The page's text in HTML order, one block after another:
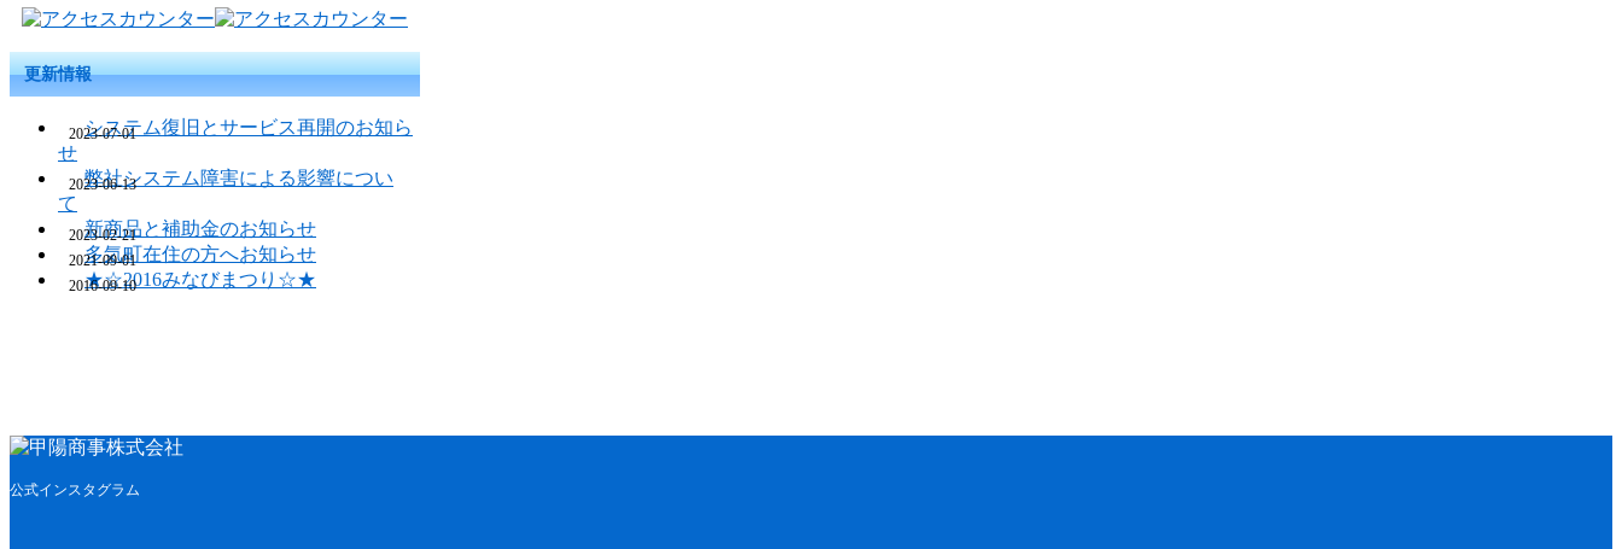
更新情報
システム復旧とサービス再開のお知ら
せ
2023-07-01
弊社システム障害による影響につい
て
2023-06-13
新商品と補助金のお知らせ
2023-02-21
多気町在住の方へお知らせ
2021-09-01
★☆2016みなびまつり☆★
2016-09-10
公式インスタグラム